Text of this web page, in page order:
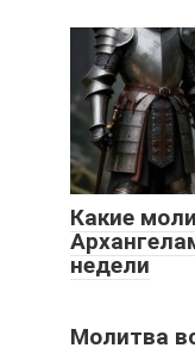
Какие
недели
Молитва